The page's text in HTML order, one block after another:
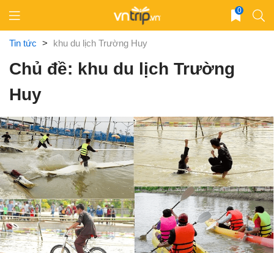
content
0
Tin tức > khu du lịch Trường Huy
Chủ đề: khu du lịch Trường
Huy